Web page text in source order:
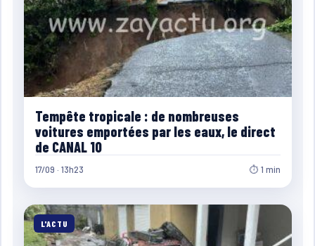
Tempête tropicale : de nombreuses
voitures emportées par les eaux, le direct
de CANAL 10
17/09 · 13h23 ⏱ 1 min
L'ACTU